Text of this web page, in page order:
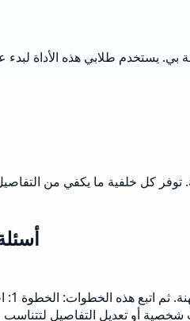
طلابي هذه الأداة لبدء
كل خلفية ما يكفي من